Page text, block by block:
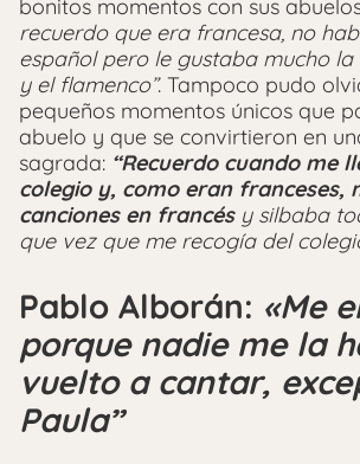
bonitos momentos con sus
recuerdo que era francesa, no
español pero le gustaba mucho
y el flamenco”. Tampoco pudo
pequeños momentos únicos que
abuelo y que se convirtieron en
sagrada: “Recuerdo cuando me
colegio y, como eran franceses,
canciones en francésy silbaba
que vez que me recogía del
Pablo Alborán: «Me
porque nadie me la
vuelto a cantar,
Paula”